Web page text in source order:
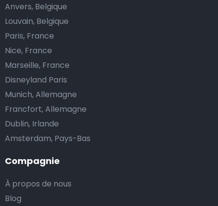
Compagnie
À propos de nous
Blog
Anvers, Belgique
Louvain, Belgique
Paris, France
Nice, France
Marseille, France
Disneyland Paris
Munich, Allemagne
Francfort, Allemagne
Dublin, Irlande
Amsterdam, Pays-Bas